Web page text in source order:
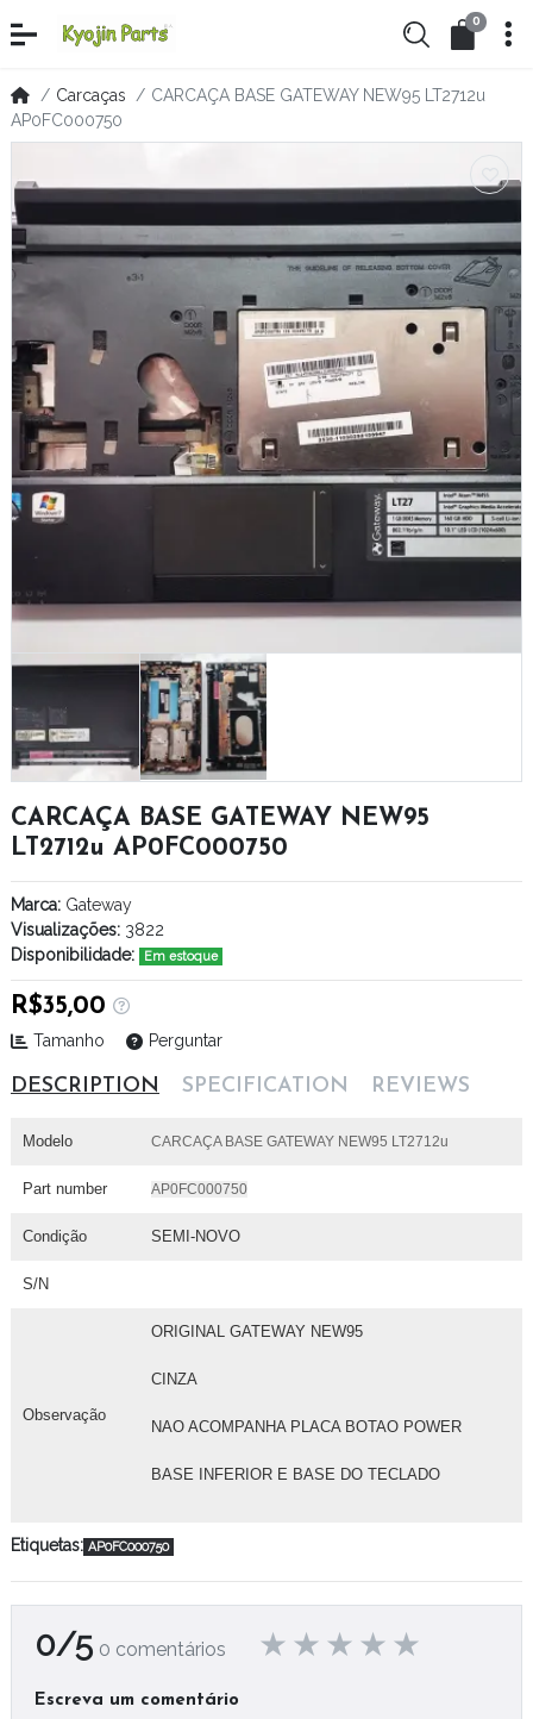
0
Carcaças
CARCAÇA BASE GATEWAY NEW95 LT2712u
AP0FC000750
CARCAÇA BASE GATEWAY NEW95
LT2712u AP0FC000750
DESCRIPTION SPECIFICATION REVIEWS
Modelo CARCAÇA BASE GATEWAY NEW95 LT2712u
Part number AP0FC000750
Condição SEMI-NOVO
S/N
Observação
ORIGINAL GATEWAY NEW95
CINZA
NAO ACOMPANHA PLACA BOTAO POWER
BASE INFERIOR E BASE DO TECLADO
Marca: Gateway
Visualizações: 3822
Disponibilidade:
Em estoque
R$35,00
Tamanho Perguntar
Etiquetas: AP0FC000750
0/5 0 comentários
Escreva um comentário